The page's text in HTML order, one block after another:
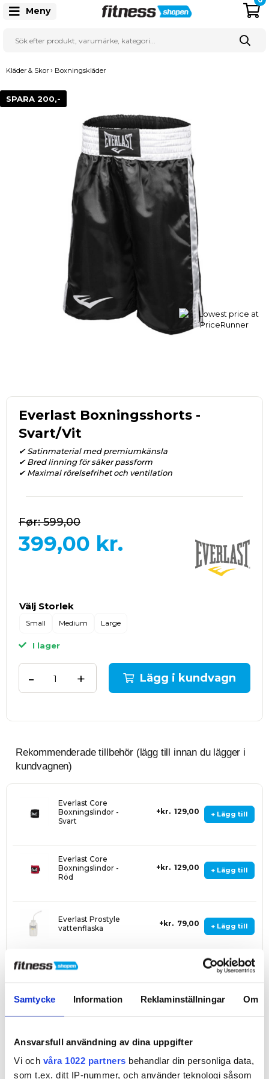
Samtycke Information Reklaminställningar Om
Ansvarsfull användning av dina uppgifter
Vi och våra 1022 partners behandlar din personliga data,
som t.ex. ditt IP-nummer, och använder teknologi såsom
Meny
Kläder & Skor › Boxningskläder
SPARA 200,-
Everlast Boxningsshorts -
Svart/Vit
✔ Satinmaterial med premiumkänsla
✔ Bred linning för säker passform
✔ Maximal rörelsefrihet och ventilation
599,00
399,00 kr.
Välj Storlek
Small Medium Large
I lager
+
- Lägg i kundvagn
Rekommenderade tillbehör (lägg till innan du lägger i
kundvagnen)
+ Lägg till
Everlast Core
Boxningslindor -
Svart
kr. 129,00
+ Lägg till
Everlast Core
Boxningslindor -
Röd
kr. 129,00
+ Lägg till
Everlast Prostyle
vattenflaska
kr. 79,00
Billig frakt
Snabb leverans
Hög kundnöjdhet